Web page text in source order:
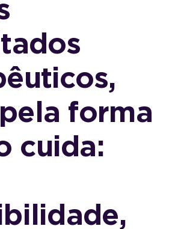
forma
cuida: